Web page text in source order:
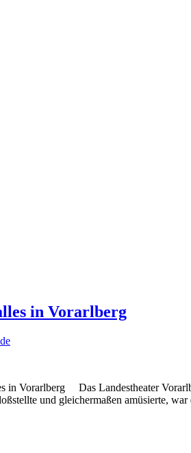
in Vorarlberg
in Vorarlberg Das Landestheater
und gleichermaßen amüsierte,